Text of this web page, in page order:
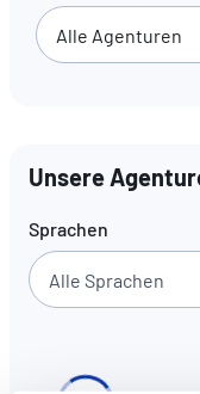
Unsere
Sprachen
Alle Sprachen